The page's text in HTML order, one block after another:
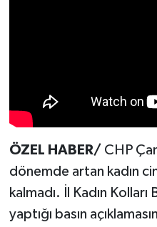
ÖZEL HABER/ CHP
dönemde artan kadın
kalmadı. İl Kadın Kolları
yaptığı basın